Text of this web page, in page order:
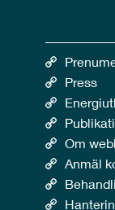
Press
Om
Anmäl